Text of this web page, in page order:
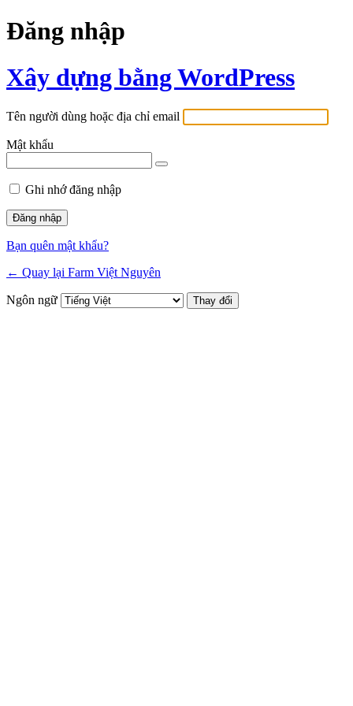
Đăng nhập
Xây dựng bằng WordPress
Tên người dùng hoặc địa chỉ email
Mật khẩu
Ghi nhớ đăng nhập
Bạn quên mật khẩu?
← Quay lại Farm Việt Nguyên
Ngôn ngữ